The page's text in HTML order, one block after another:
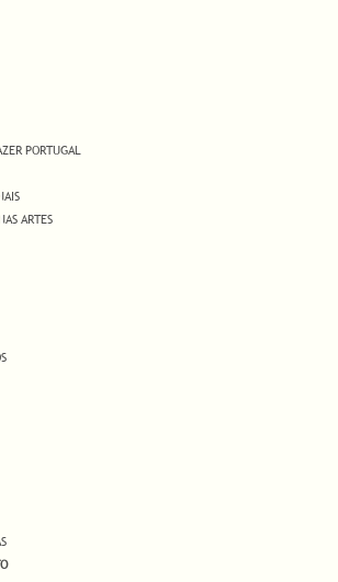
PORTUGAL
ARTES